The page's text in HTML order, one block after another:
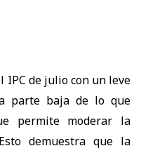
IPC de julio con un leve
parte baja de lo que
permite moderar la
demuestra que la